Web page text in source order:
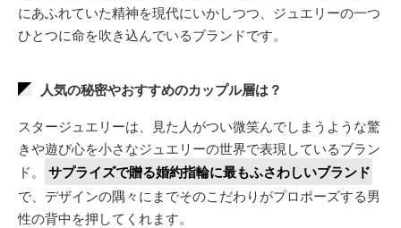
にあふれていた精神を現代にいかしつつ、ジュエリーの一つ
ひとつに命を吹き込んでいるブランドです。
人気の秘密やおすすめのカップル層は？
スタージュエリーは、見た人がつい微笑んでしまうような驚
きや遊び心を小さなジュエリーの世界で表現しているブラン
ド。
サプライズで贈る婚約指輪に最もふさわしいブランド
で、デザインの隅々にまでそのこだわりがプロポーズする男
性の背中を押してくれます。